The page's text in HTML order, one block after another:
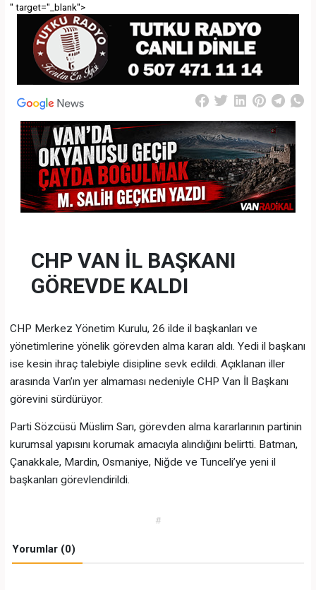
" target="_blank">
CHP VAN İL BAŞKANI
GÖREVDE KALDI
CHP Merkez Yönetim Kurulu, 26 ilde il başkanları ve
yönetimlerine yönelik görevden alma kararı aldı. Yedi il başkanı
ise kesin ihraç talebiyle disipline sevk edildi. Açıklanan iller
arasında Van’ın yer almaması nedeniyle CHP Van İl Başkanı
görevini sürdürüyor.
Parti Sözcüsü Müslim Sarı, görevden alma kararlarının partinin
kurumsal yapısını korumak amacıyla alındığını belirtti. Batman,
Çanakkale, Mardin, Osmaniye, Niğde ve Tunceli’ye yeni il
başkanları görevlendirildi.
#
Yorumlar (0)